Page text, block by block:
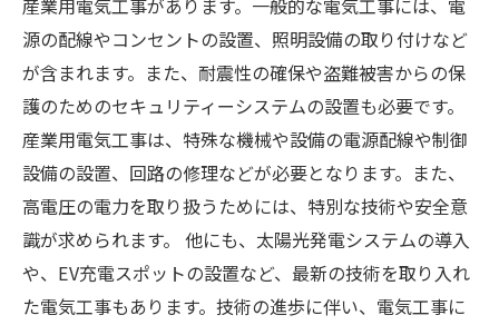
産業用電気工事があります。一般的な電気工事には、電
源の配線やコンセントの設置、照明設備の取り付けなど
が含まれます。また、耐震性の確保や盗難被害からの保
護のためのセキュリティーシステムの設置も必要です。
産業用電気工事は、特殊な機械や設備の電源配線や制御
設備の設置、回路の修理などが必要となります。また、
高電圧の電力を取り扱うためには、特別な技術や安全意
識が求められます。 他にも、太陽光発電システムの導入
や、EV充電スポットの設置など、最新の技術を取り入れ
た電気工事もあります。技術の進歩に伴い、電気工事に